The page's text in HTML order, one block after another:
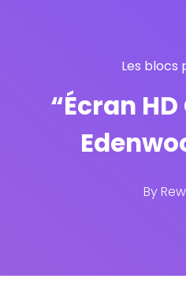
Les blocs
“Écran
By